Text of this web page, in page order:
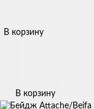
В корзину
В корзину